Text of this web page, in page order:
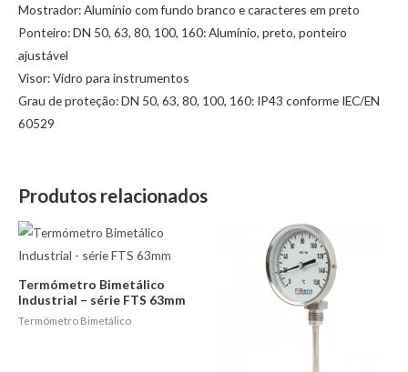
Mostrador: Alumínio com fundo branco e caracteres em preto
Ponteiro: DN 50, 63, 80, 100, 160: Alumínio, preto, ponteiro
ajustável
Visor: Vidro para instrumentos
Grau de proteção: DN 50, 63, 80, 100, 160: IP43 conforme IEC/EN
60529
Produtos relacionados
Termómetro Bimetálico
Industrial – série FTS 63mm
Termómetro Bimetálico